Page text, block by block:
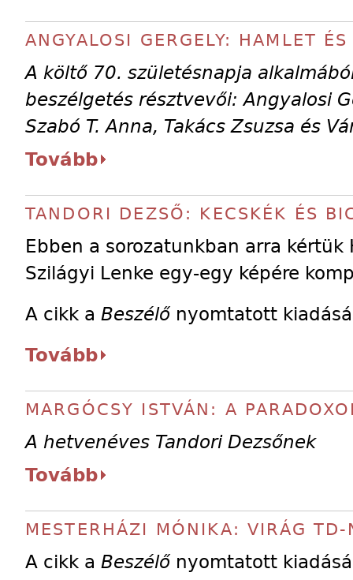
ANGYALOSI GERGELY: HAMLET
A költő 70. születésnapja
beszélgetés résztvevői: Angyalosi
Szabó T. Anna, Takács Zsuzsa és
Tovább
TANDORI DEZSŐ: KECSKÉK ÉS
Ebben a sorozatunkban arra kértük
Szilágyi Lenke egy-egy képére
A cikk a Beszélő nyomtatott
Tovább
MARGÓCSY ISTVÁN: A
A hetvenéves Tandori Dezsőnek
Tovább
MESTERHÁZI MÓNIKA: VIRÁG TD-
A cikk a Beszélő nyomtatott